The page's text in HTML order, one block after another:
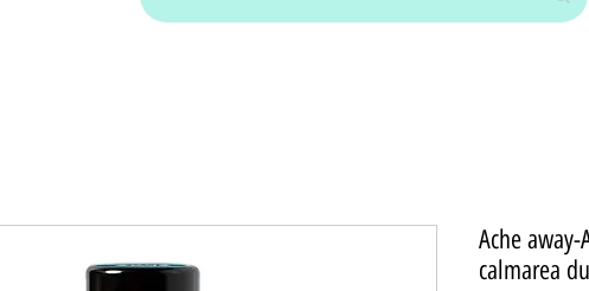
Ache
calmarea